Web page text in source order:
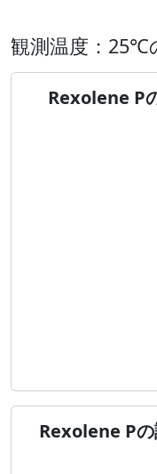
観測温度：25℃
Rexolene P
Rexolene P